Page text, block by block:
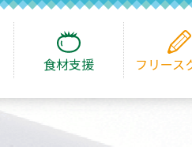
食材支援 フリース